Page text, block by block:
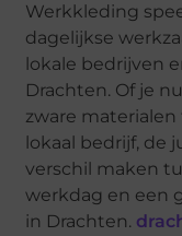
Werkkleding
dagelijkse
lokale bedrijven
Drachten. Of je
zware
lokaal bedrijf, de
verschil maken
werkdag en een
in Drachten.